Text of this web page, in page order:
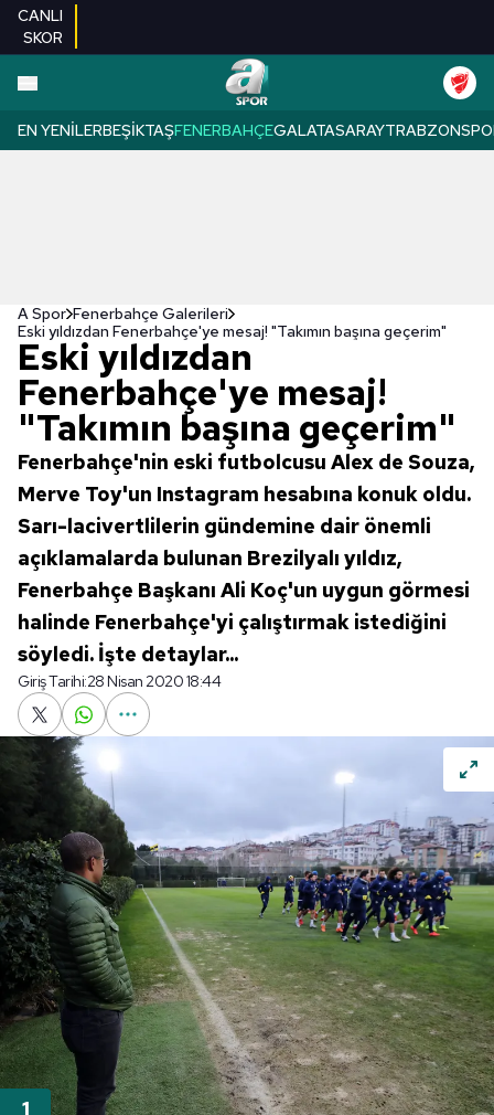
CANLI
SKOR
EN YENILERBEŞIKTAŞFENERBAHÇEGALATASARAY
A Spor Fenerbahçe Galerileri
Eski yıldızdan Fenerbahçe'ye mesaj! "Takımın başına geçerim"
Eski yıldızdan
Fenerbahçe'ye mesaj!
"Takımın başına geçerim"
Fenerbahçe'nin eski futbolcusu Alex de Souza,
Merve Toy'un Instagram hesabına konuk oldu.
Sarı-lacivertlilerin gündemine dair önemli
açıklamalarda bulunan Brezilyalı yıldız,
Fenerbahçe Başkanı Ali Koç'un uygun görmesi
halinde Fenerbahçe'yi çalıştırmak istediğini
söyledi. İşte detaylar...
Giriş Tarihi:28 Nisan 2020 18:44